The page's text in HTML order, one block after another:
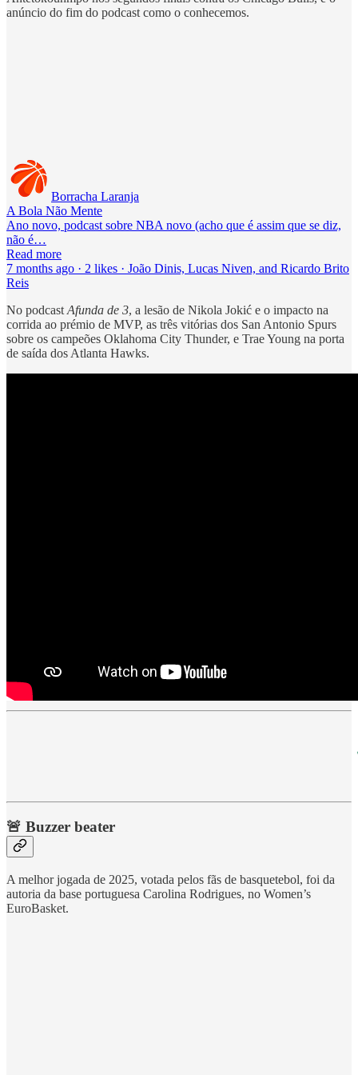
anúncio do fim do podcast como o conhecemos.
Borracha Laranja
A Bola Não Mente
Ano novo, podcast sobre NBA novo (acho que é assim que se diz,
não é…
Read more
7 months ago · 2 likes · João Dinis, Lucas Niven, and Ricardo Brito
Reis
No podcastAfunda de 3, a lesão de Nikola Jokić e o impacto na
corrida ao prémio de MVP, as três vitórias dos San Antonio Spurs
sobre os campeões Oklahoma City Thunder, e Trae Young na porta
de saída dos Atlanta Hawks.
🚨 Buzzer beater
A melhor jogada de 2025, votada pelos fãs de basquetebol, foi da
autoria da base portuguesa Carolina Rodrigues, no Women’s
EuroBasket.